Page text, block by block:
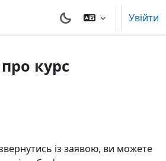
Увійти
курс
із заявою, ви можете